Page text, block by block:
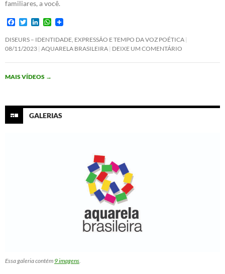
familiares, a você.
F
c
e
b
o
k
T
i
t
t
e
n
k
e
d
n
W
a
t
s
A
DISEURS – IDENTIDADE, EXPRESSÃO E TEMPO DA VOZ POÉTICA
08/11/2023 AQUARELA BRASILEIRA DEIXE UM COMENTÁRIO
MAIS VÍDEOS →
GALERIAS
Essa galeria contém 9 imagens